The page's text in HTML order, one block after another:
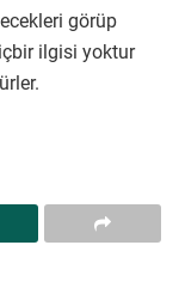
görüp
ilgisi yoktur